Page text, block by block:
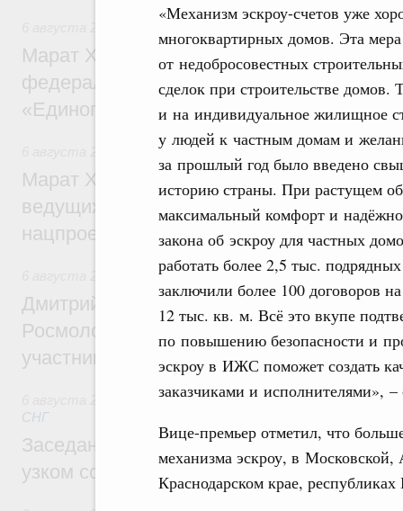
«Механизм эскроу-счетов уже
многоквартирных домов. Эта
от недобросовестных
сделок при строительстве домов.
и на индивидуальное жилищное
у людей к частным домам и
за прошлый год было введено
историю страны. При растущем
максимальный комфорт и
закона об эскроу для частных
работать более 2,5 тыс.
заключили более 100 договоров
12 тыс. кв. м. Всё это вкупе
по повышению безопасности и
эскроу в ИЖС поможет создать
заказчиками и исполнителями»,
Вице-премьер отметил, что
механизма эскроу, в Московской,
Краснодарском крае,
Регулирование в сфере строительства
Марат Хуснуллин: Более 130
федерального значения построено под
«Единого заказчика»
Национальный проект «Инфраструктура
Марат Хуснуллин: Порядка 200
ведущих к спортивным объектам,
нацпроекту «Инфраструктура для
Молодёжная политика
Дмитрий Чернышенко, Сергей Кравцов и
Росмолодёжи Григорий Гуров
участников проекта «Кольцо открытий»
Евразийский экономический союз.
СНГ
Заседание Евразийского
узком составе